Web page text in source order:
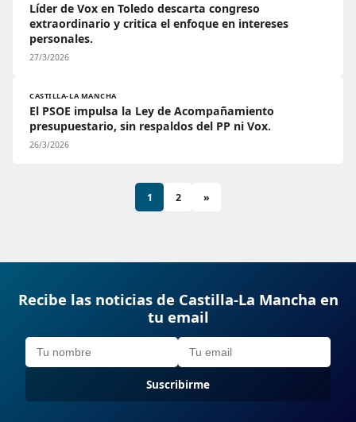
Líder de Vox en Toledo descarta congreso
extraordinario y critica el enfoque en intereses
personales.
27/3/2026
CASTILLA-LA MANCHA
El PSOE impulsa la Ley de Acompañamiento
presupuestario, sin respaldos del PP ni Vox.
26/3/2026
1 2 »
Recibe las noticias de Castilla-La Mancha en
tu email
Suscribirme